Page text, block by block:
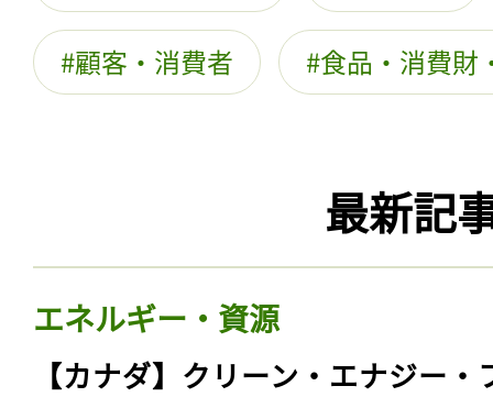
顧客・消費者 食品・消費財
最新記
エネルギー・資源
【カナダ】クリーン・エナジー・